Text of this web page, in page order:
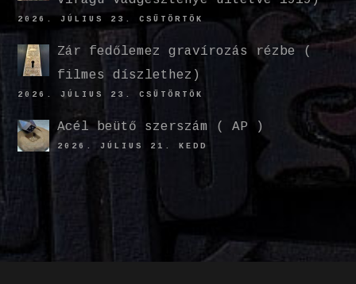
2026. JÚLIUS 23. CSÜTÖRTÖK
Zár fedőlemez gravírozás rézbe (
filmes díszlethez)
2026. JÚLIUS 23. CSÜTÖRTÖK
Acél beütő szerszám ( AP )
2026. JÚLIUS 21. KEDD